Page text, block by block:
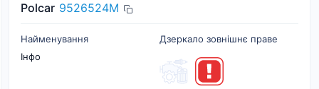
Polcar 9526524M
Найменування
Дзеркало зовнішнє праве
Інфо